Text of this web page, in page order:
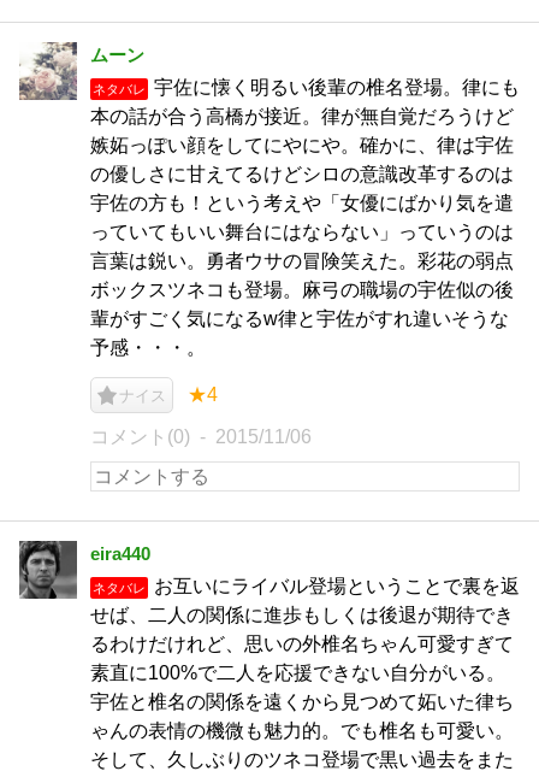
ムーン
ネタバレ
宇佐に懐く明るい後輩の椎名登場。律にも
本の話が合う高橋が接近。律が無自覚だろうけど
嫉妬っぽい顔をしてにやにや。確かに、律は宇佐
の優しさに甘えてるけどシロの意識改革するのは
宇佐の方も！という考えや「女優にばかり気を遣
っていてもいい舞台にはならない」っていうのは
言葉は鋭い。勇者ウサの冒険笑えた。彩花の弱点
ボックスツネコも登場。麻弓の職場の宇佐似の後
輩がすごく気になるw律と宇佐がすれ違いそうな
予感・・・。
ナイス ★4
コメント(0) 2015/11/06
eira440
ネタバレ
お互いにライバル登場ということで裏を返
せば、二人の関係に進歩もしくは後退が期待でき
るわけだけれど、思いの外椎名ちゃん可愛すぎて
素直に100%で二人を応援できない自分がいる。
宇佐と椎名の関係を遠くから見つめて妬いた律ち
ゃんの表情の機微も魅力的。でも椎名も可愛い。
そして、久しぶりのツネコ登場で黒い過去をまた